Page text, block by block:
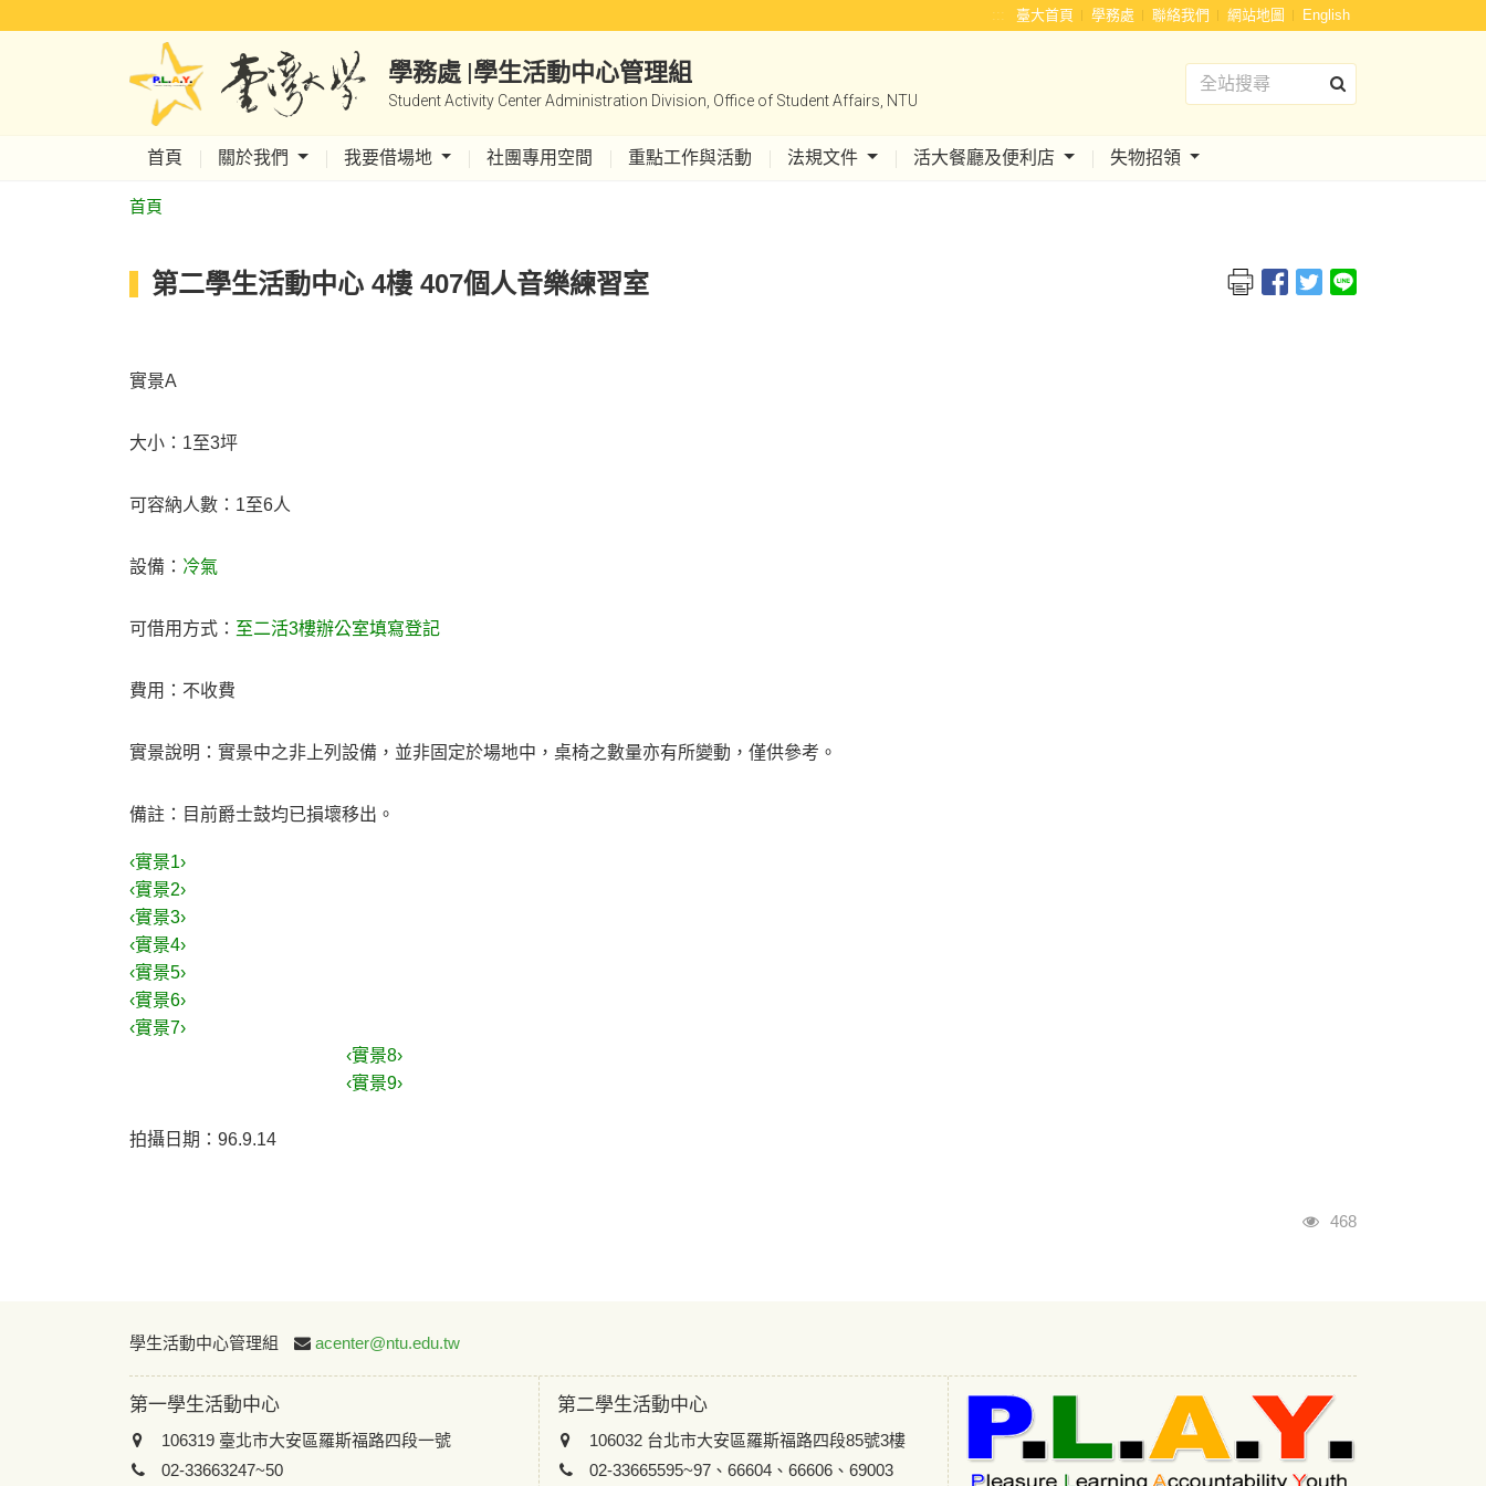
::: 臺大首頁 學務處 聯絡我們 網站地圖 English
學務處 |學生活動中心管理組
Student Activity Center Administration Division, Office of Student Affairs, NTU
首頁 關於我們 我要借場地 社團專用空間 重點工作與活動 法規文件 活大餐廳及便利店 失物招領
首頁
第二學生活動中心 4樓 407個人音樂練習室
實景A
大小：1至3坪
可容納人數：1至6人
設備： 冷氣
可借用方式： 至二活3樓辦公室填寫登記
費用：不收費
實景說明：實景中之非上列設備，並非固定於場地中，桌椅之數量亦有所變動，僅供參考。
備註：目前爵士鼓均已損壞移出。
‹實景1›
‹實景2›
‹實景3›
‹實景4›
‹實景5›
‹實景6›
‹實景7›
‹實景8›
‹實景9›
拍攝日期：96.9.14
瀏覽人次
468
學生活動中心管理組 acenter@ntu.edu.tw
第一學生活動中心
106319 臺北市大安區羅斯福路四段一號
02-33663247~50
第二學生活動中心
106032 台北市大安區羅斯福路四段85號3樓
02-33665595~97、66604、66606、69003